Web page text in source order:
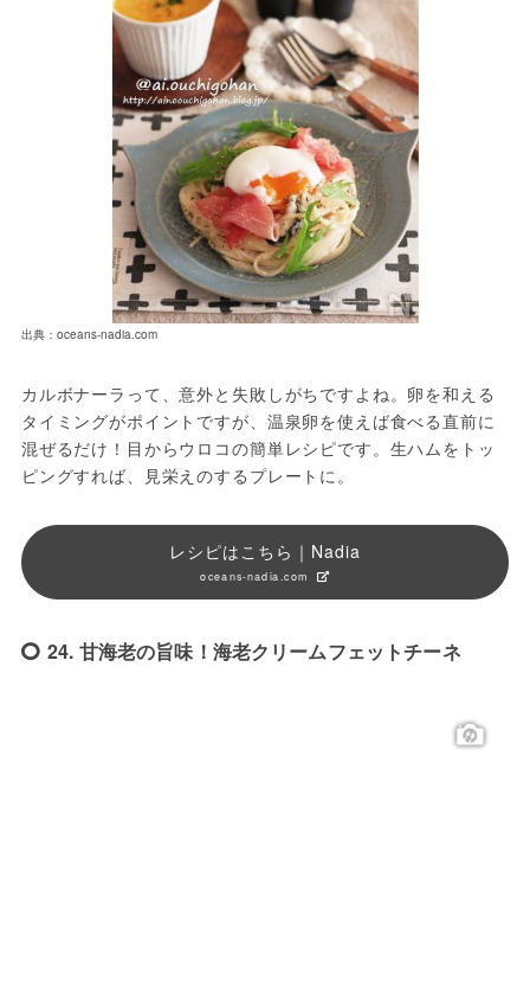
出典：oceans-nadia.com
カルボナーラって、意外と失敗しがちですよね。卵を和える
タイミングがポイントですが、温泉卵を使えば食べる直前に
混ぜるだけ！目からウロコの簡単レシピです。生ハムをトッ
ピングすれば、見栄えのするプレートに。
レシピはこちら｜Nadia
oceans-nadia.com
24. 甘海老の旨味！海老クリームフェットチーネ